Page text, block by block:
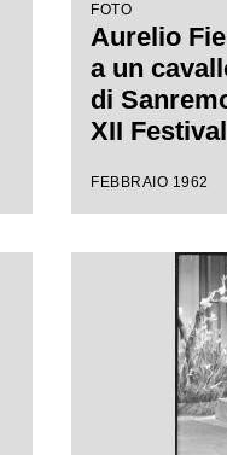
FOTO
Aurelio
a un
di
XII
cavallo"
FEBBRAIO 1962